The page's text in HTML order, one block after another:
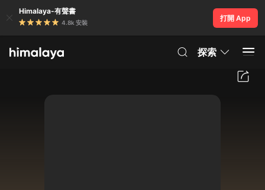
Himalaya-有聲書
4.8k 安裝
打開 App
探索